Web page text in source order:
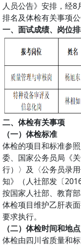
人员公告》安排，经
排名及体检有关事项公
一、面试成绩、岗位
二、体检有关事项
（一）体检标准
体检的项目和标准参
委、国家公务员局《
行）〉及〈公务员录
知》（人社部发〔
按国家人社部、教育
体检项目维护乙肝表
要求执行。
（二）体检时间和地点
体检由四川省质量和